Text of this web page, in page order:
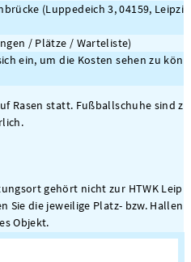
(Luppedeich 3, 04159, Leipzi
/ Plätze / Warteliste)
ein, um die Kosten sehen zu kön
Rasen statt. Fußballschuhe sind z
gehört nicht zur HTWK Leip
Sie die jeweilige Platz- bzw. Hallen
Objekt.